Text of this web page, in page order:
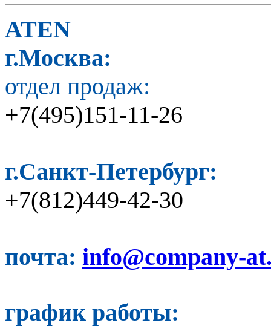
ATEN
г.Москва:
отдел продаж:
+7(495)151-11-26
г.Санкт-Петербург:
+7(812)449-42-30
почта: info@company-
график работы: